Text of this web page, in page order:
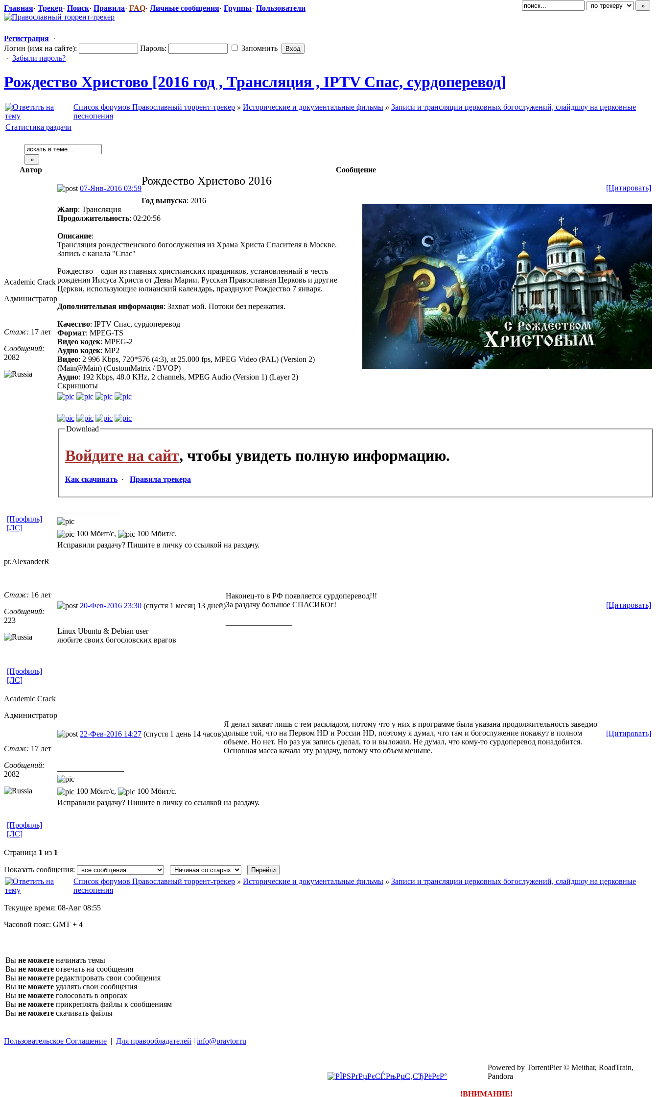
Главная· Трекер· Поиск· Правила· FAQ· Личные сообщения· Группы· Пользователи
Регистрация ·
Логин (имя на сайте):
Пароль:
Запомнить
· Забыли пароль?
Рождество Христово [2016 год , Трансляция , IPTV Спас, сурдоперевод​]
Список форумов Православный торрент-трекер » Исторические и документальные фильмы » Записи и трансляции церковных богослужений, слайдшоу на церковные
песнопения
Статистика раздачи
Автор Сообщение
Academic Crack
Администратор
Стаж: 17 лет
Сообщений:
2082
07-Янв-2016 03:59 [Цитировать]
Рождество Христово 2016
Год выпуска: 2016
Жанр: Трансляция
Продолжительность: 02:20:56
Описание:
Трансляция рождественского богослужения из Храма Христа Спасителя в Москве.
Запись c канала "Спас"
Рождество – один из главных христианских праздников, установленный в честь
рождения Иисуса Христа от Девы Марии. Русская Православная Церковь и другие
Церкви, использующие юлианский календарь, празднуют Рождество 7 января.
Дополнительная информация: Захват мой. Потоки без пережатия.
Качество: IPTV Спас, сурдоперевод
Формат: MPEG-TS
Видео кодек: MPEG-2
Аудио кодек: MP2
Видео: 2 996 Kbps, 720*576 (4:3), at 25.000 fps, MPEG Video (PAL) (Version 2)
(Main@Main) (CustomMatrix / BVOP)
Аудио: 192 Kbps, 48.0 KHz, 2 channels, MPEG Audio (Version 1) (Layer 2)
Скриншоты
Download
Войдите на сайт, чтобы увидеть полную информацию.
Как скачивать · Правила трекера
100 Мбит/с,
100 Мбит/с.
Исправили раздачу? Пишите в личку со ссылкой на раздачу.
[Профиль]
[ЛС]
pr.Alexander​R
Стаж: 16 лет
Сообщений:
223
20-Фев-2016 23:30 (спустя 1 месяц 13 дней) [Цитировать]
Наконец-то в РФ появляется сурдоперевод!!!
За раздачу большое СПАСИБОг!
Linux Ubuntu & Debian user
любите своих богословских врагов
[Профиль]
[ЛС]
Academic Crack
Администратор
Стаж: 17 лет
Сообщений:
2082
22-Фев-2016 14:27 (спустя 1 день 14 часов) [Цитировать]
Я делал захват лишь с тем раскладом, потому что у них в программе была указана продолжительность заведмо
дольше той, что на Первом HD и России HD, поэтому я думал, что там и богослужение покажут в полном
объеме. Но нет. Но раз уж запись сделал, то и выложил. Не думал, что кому-то сурдоперевод понадобится.
Основная масса качала эту раздачу, потому что объем меньше.
100 Мбит/с,
100 Мбит/с.
Исправили раздачу? Пишите в личку со ссылкой на раздачу.
[Профиль]
[ЛС]
Страница 1 из 1
Показать сообщения:
Список форумов Православный торрент-трекер » Исторические и документальные фильмы » Записи и трансляции церковных богослужений, слайдшоу на церковные
песнопения
Текущее время: 08-Авг 08:55
Часовой пояс: GMT + 4
Вы не можете начинать темы
Вы не можете отвечать на сообщения
Вы не можете редактировать свои сообщения
Вы не можете удалять свои сообщения
Вы не можете голосовать в опросах
Вы не можете прикреплять файлы к сообщениям
Вы не можете скачивать файлы
Пользовательское Соглашение | Для правообладателей | info@pravtor.ru
Powered by TorrentPier © Meithar, RoadTrain,
Pandora
!ВНИМАНИЕ!